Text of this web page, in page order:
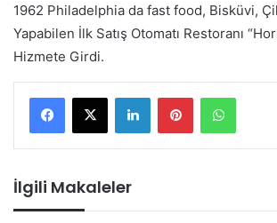
1962 Philadelphia da fast food, Bisküvi,
Yapabilen İlk Satış Otomatı Restoranı
Hizmete Girdi.
LinkedInPinterest
İlgili Makaleler